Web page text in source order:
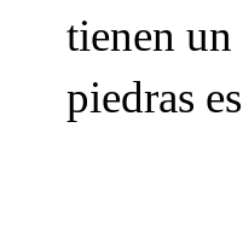
tienen
piedras